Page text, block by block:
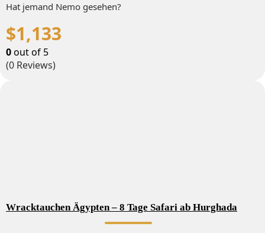
Hat jemand Nemo gesehen?
$1,133
0out of 5
(0 Reviews)
Wracktauchen Ägypten – 8 Tage Safari ab Hurghada